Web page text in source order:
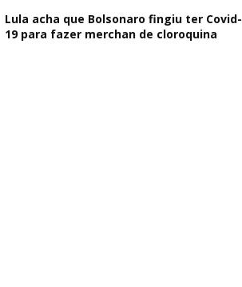
Lula acha que Bolsonaro fingiu ter Covid-
19 para fazer merchan de cloroquina